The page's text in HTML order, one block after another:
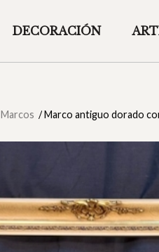
DECORACIÓN
Marcos /Marco antiguo dorado